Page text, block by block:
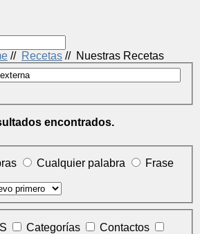
// Recetas // Nuestras Recetas
encontrados.
Cualquier palabra
Frase
Categorías
Contactos